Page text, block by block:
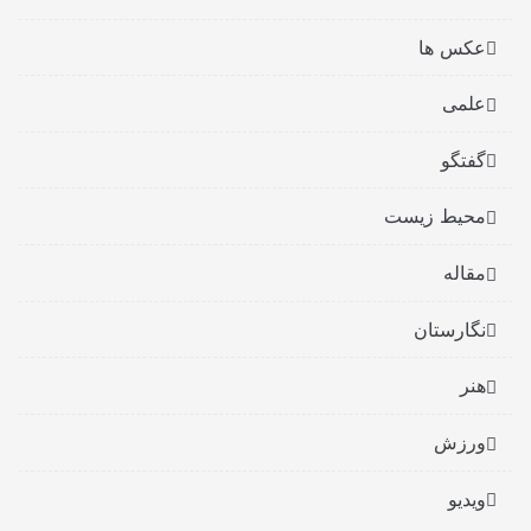
عکس ها
علمی
گفتگو
محیط زیست
مقاله
نگارستان
هنر
ورزش
ویدیو